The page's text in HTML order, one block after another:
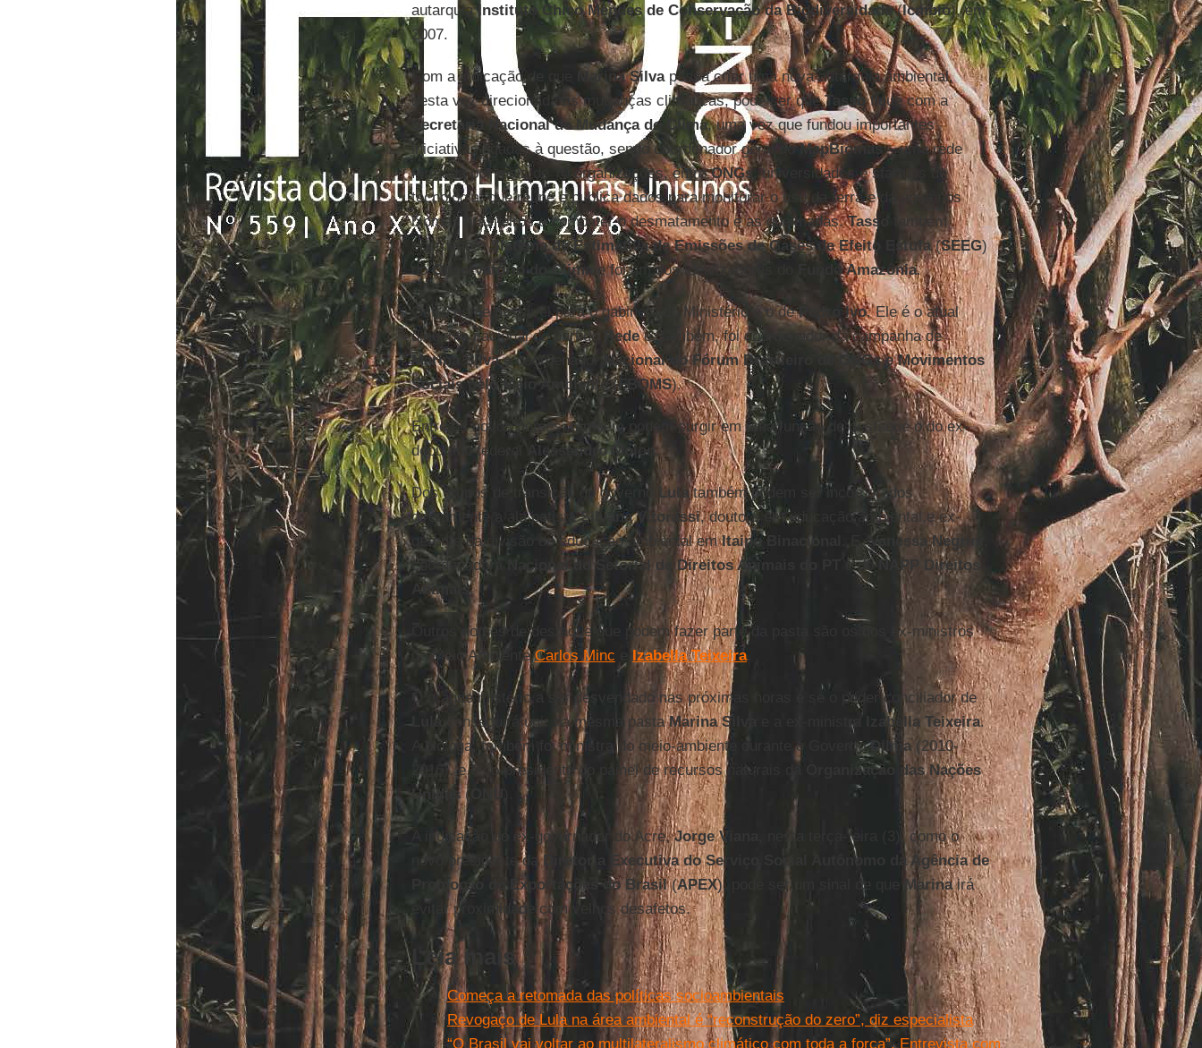
autarquiaInstituto Chico Mendes de Conservação da Biodiversidade(Icmbio), em
2007.
Com a indicação de que Marina Silvapossa criar uma nova autarquia ambiental,
desta vez direcionada às mudanças climáticas, pode ser queTassofique com a
Secretaria Nacional de Mudança do Clima, uma vez que fundou importantes
iniciativas ligadas à questão, sendo coordenador geral doMapBiomas– uma rede
formada por mais de 70 organizações, entreONGs, universidades e startups de
tecnologia, que reúne e publica dados para monitorar o uso da terra e da água nos
biomas brasileiros e combater o desmatamento e as queimadas.Tasso
também
coordena oSistema de Estimativa de Emissões de Gases de Efeito Estufa(SEEG)
doObservatório do Clima e foi um dos idealizadores do Fundo Amazônia.
Outro nome possível para o gabinete do Ministério é o dePedro Ivo. Ele é o atual
dirigente nacional do partido Redee, também, foi coordenador da campanha de
Marina Silvae coordenador
Nacional do Fórum Brasileiro de ONGs e Movimentos
Sociais pelo Meio Ambiente(FBOMS).
Entre os novos nomes, também podem surgir em uma função de destaque o do ex-
deputado federal
Alessandro Molon.
Dos grupos de transição do governo Lulatambém podem ser incorporados
diretamente a ala petistaSilvana Vitorassi, doutora em educação ambiental,e ex-
gerente da divisão de educação ambiental emItaipu Binacional . E,Vanessa Negrini
coordenadora
Nacional do Setorial de Direitos Animais do PT e do NAPP Direitos
Animais.
Outros nomes de destaque que podem fazer parte da pasta são os dos ex-ministros
do Meio AmbienteCarlos Minc Izabella Teixeira.
O grande mistério a ser desvendado nas próximas horas é se o poder conciliador de
Lula
conseguirá unir na mesma pastaMarina Silva e a ex-ministra Izabella Teixeira.
A bióloga, também foi ministra do meio-ambiente durante o GovernoDilma(2010-
2016), e é co-presidente do painel de recursos naturais da
Organização das Nações
Unidas( ONU
A indicação do ex-governador do Acre,Jorge Viana
, nesta terça-feira (3), como o
novo presidente da Diretoria Executiva do Serviço Social Autônomo da Agência de
Promoção de Exportações do Brasil(APEX), pode ser um sinal de que Marinairá
evitar proximidade com velhos desafetos.
Leia mais
Começa a retomada das políticas socioambientais
Revogaço de Lula na área ambiental é “reconstrução do zero”, diz especialista
“O Brasil vai voltar ao multilateralismo climático com toda a força”. Entrevista com